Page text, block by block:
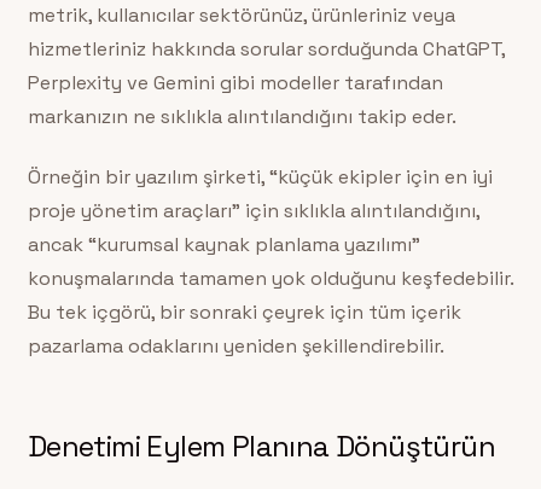
metrik, kullanıcılar sektörünüz, ürünleriniz veya
hizmetleriniz hakkında sorular sorduğunda ChatGPT,
Perplexity ve Gemini gibi modeller tarafından
markanızın ne sıklıkla alıntılandığını takip eder.
Örneğin bir yazılım şirketi, “küçük ekipler için en iyi
proje yönetim araçları” için sıklıkla alıntılandığını,
ancak “kurumsal kaynak planlama yazılımı”
konuşmalarında tamamen yok olduğunu keşfedebilir.
Bu tek içgörü, bir sonraki çeyrek için tüm içerik
pazarlama odaklarını yeniden şekillendirebilir.
Denetimi Eylem Planına Dönüştürün